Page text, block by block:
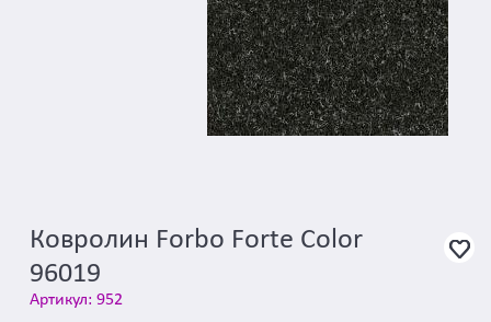
Ковролин Forbo Forte Color
96019
Артикул: 952